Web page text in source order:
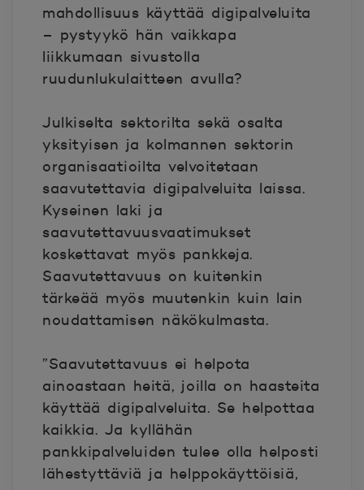
mahdollisuus käyttää digipalveluita
– pystyykö hän vaikkapa
liikkumaan sivustolla
ruudunlukulaitteen avulla?
Julkiselta sektorilta sekä osalta
yksityisen ja kolmannen sektorin
organisaatioilta velvoitetaan
saavutettavia digipalveluita laissa.
Kyseinen laki ja
saavutettavuusvaatimukset
koskettavat myös pankkeja.
Saavutettavuus on kuitenkin
tärkeää myös muutenkin kuin lain
noudattamisen näkökulmasta.
”Saavutettavuus ei helpota
ainoastaan heitä, joilla on haasteita
käyttää digipalveluita. Se helpottaa
kaikkia. Ja kyllähän
pankkipalveluiden tulee olla helposti
lähestyttäviä ja helppokäyttöisiä,